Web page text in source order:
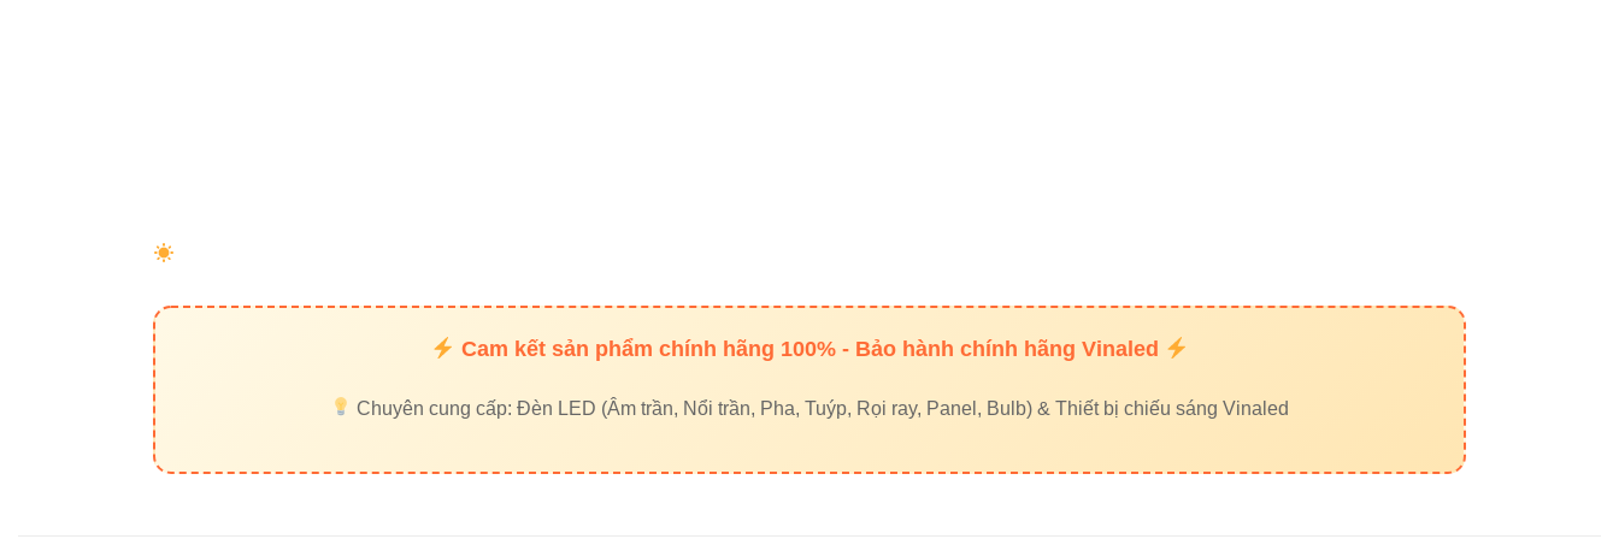
Cam kết sản phẩm chính hãng 100% - Bảo hành chính hãng Vinaled
Chuyên cung cấp: Đèn LED (Âm trần, Nổi trần, Pha, Tuýp, Rọi ray, Panel, Bulb) & Thiết bị chiếu sáng Vinaled